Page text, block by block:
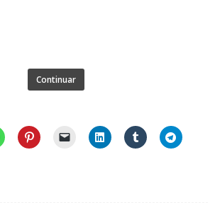
Continuar